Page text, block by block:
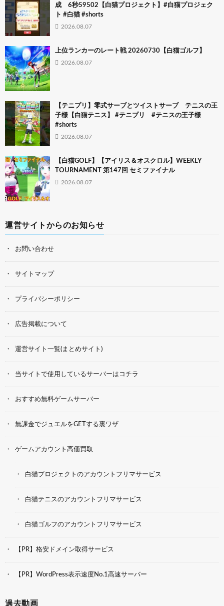
成 6秒59502【白猫プロジェクト】#白猫プロジェク
ト #白猫 #shorts
2026.08.07
上位ランカーのレート戦 20260730【白猫ゴルフ】
2026.08.07
【テニプリ】零式サーブとツイストサーブ テニスの王
子様【白猫テニス】 #テニプリ #テニスの王子様
#shorts
2026.08.07
【白猫GOLF】【アイリス＆オスクロル】WEEKLY
TOURNAMENT 第147回 セミファイナル
2026.08.07
運営サイトからのお知らせ
お問い合わせ
サイトマップ
プライバシーポリシー
広告掲載について
運営サイト一覧(まとめサイト)
当サイトで使用しているサーバーはコチラ
おすすめ無料ゲームサーバー
無課金でジュエルをGETする裏ワザ
ゲームアカウント高価買取
白猫プロジェクトのアカウントフリマサービス
白猫テニスのアカウントフリマサービス
白猫ゴルフのアカウントフリマサービス
【PR】格安ドメイン取得サービス
【PR】WordPress表示速度No.1高速サーバー
過去動画